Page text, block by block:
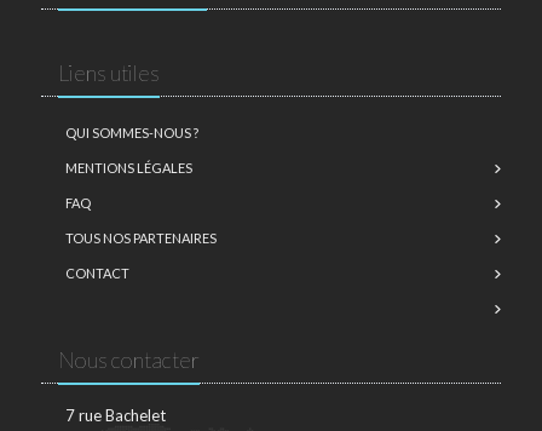
Liens utiles
QUI SOMMES-NOUS ?
MENTIONS LÉGALES
FAQ
TOUS NOS PARTENAIRES
CONTACT
Nous contacter
7 rue Bachelet